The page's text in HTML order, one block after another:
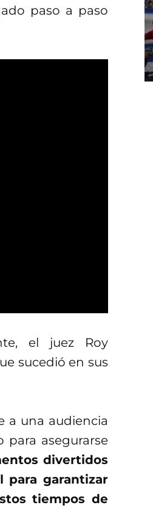
paso a paso
el juez Roy
sucedió en sus
a una audiencia
para asegurarse
divertidos
para garantizar
tiempos de